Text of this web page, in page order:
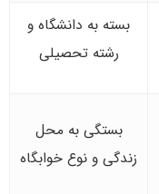
بسته به دانشگاه و
رشته تحصیلی
بستگی به محل
زندگی و نوع خوابگاه